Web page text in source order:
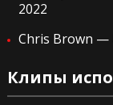
2022
Chris Brown —
Клипы